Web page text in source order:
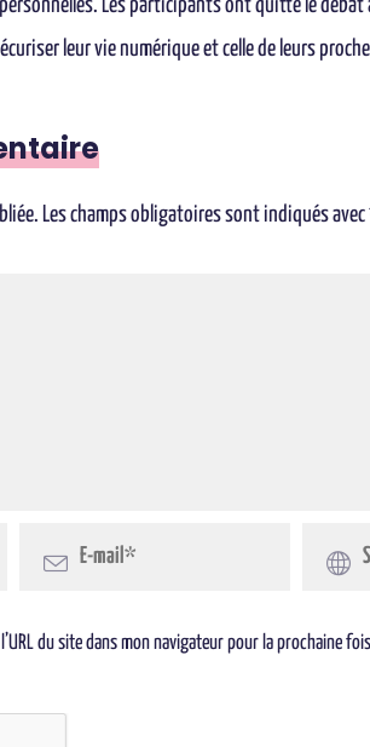
Les participants ont quitté le
leur vie numérique et celle de leurs
Les champs obligatoires sont indiqués avec
du site dans mon navigateur pour la prochaine